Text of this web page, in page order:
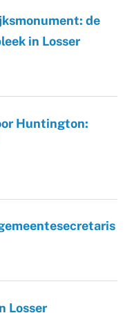
de
in Losser
Huntington:
Losser